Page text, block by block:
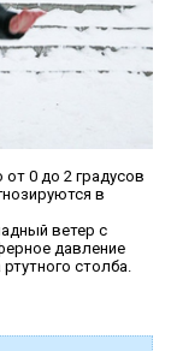
0 до 2 градусов
в
ветер с
давление
столба.